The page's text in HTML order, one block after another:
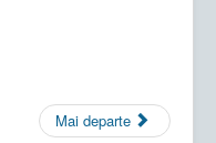
Mai departe